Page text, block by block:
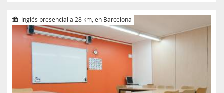
Inglés presencial a 28 km, en Barcelona